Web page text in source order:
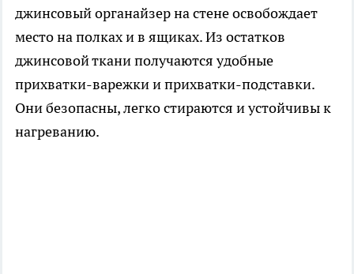
джинсовый органайзер на стене освобождает
место на полках и в ящиках. Из остатков
джинсовой ткани получаются удобные
прихватки-варежки и прихватки-подставки.
Они безопасны, легко стираются и устойчивы к
нагреванию.